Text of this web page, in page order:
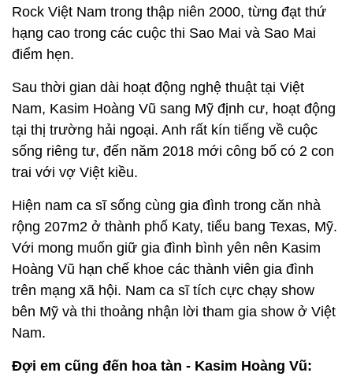
Rock Việt Nam trong thập niên 2000, từng đạt thứ
hạng cao trong các cuộc thi Sao Mai và Sao Mai
điểm hẹn.
Sau thời gian dài hoạt động nghệ thuật tại Việt
Nam, Kasim Hoàng Vũ sang Mỹ định cư, hoạt động
tại thị trường hải ngoại. Anh rất kín tiếng về cuộc
sống riêng tư, đến năm 2018 mới công bố có 2 con
trai với vợ Việt kiều.
Hiện nam ca sĩ sống cùng gia đình trong căn nhà
rộng 207m2 ở thành phố Katy, tiểu bang Texas, Mỹ.
Với mong muốn giữ gia đình bình yên nên Kasim
Hoàng Vũ hạn chế khoe các thành viên gia đình
trên mạng xã hội. Nam ca sĩ tích cực chạy show
bên Mỹ và thi thoảng nhận lời tham gia show ở Việt
Nam.
Đợi em cũng đến hoa tàn - Kasim Hoàng Vũ: